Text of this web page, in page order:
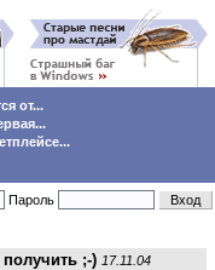
от...
Пароль
;-) 17.11.04